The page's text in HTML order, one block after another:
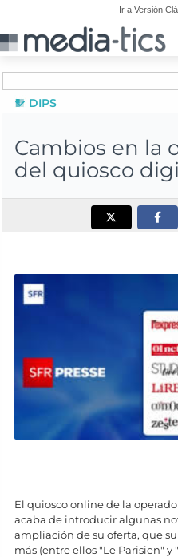
Ir a Versión
DIPS
Cambios en la
del quiosco
El quiosco online de la
acaba de introducir algunas
ampliación de su oferta, que
más (entre ellos "Le Parisien"